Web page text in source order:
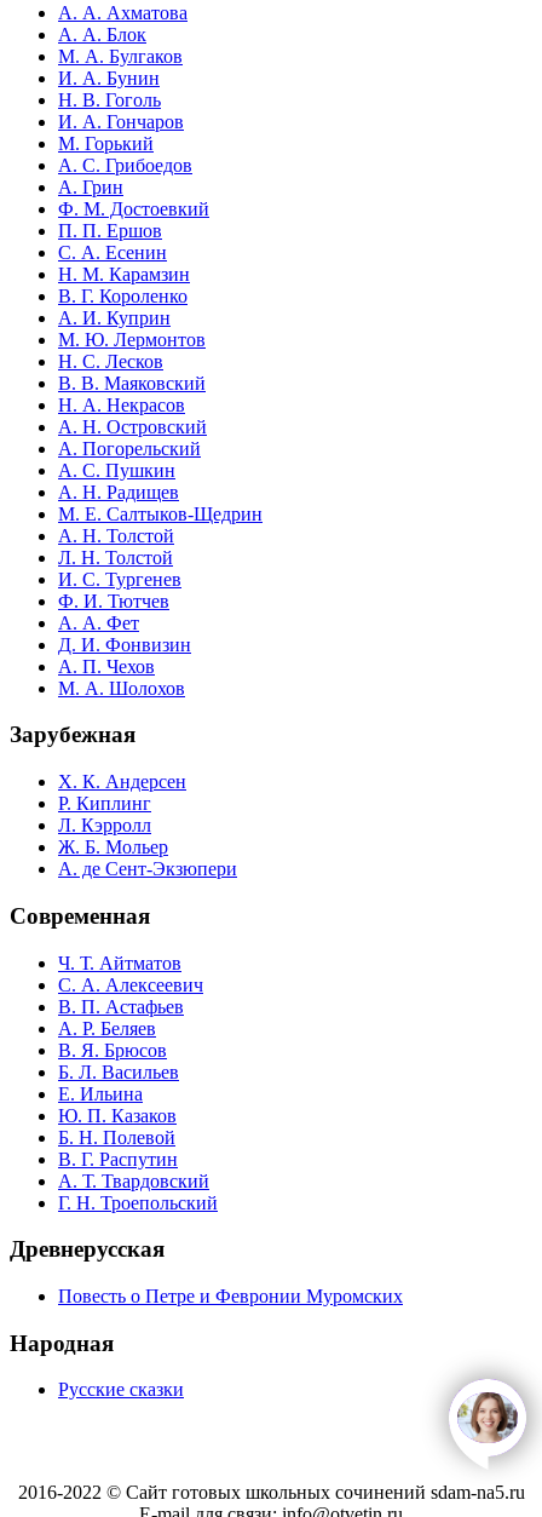
А. А. Ахматова
А. А. Блок
М. А. Булгаков
И. А. Бунин
Н. В. Гоголь
И. А. Гончаров
М. Горький
А. С. Грибоедов
А. Грин
Ф. М. Достоевкий
П. П. Ершов
С. А. Есенин
Н. М. Карамзин
В. Г. Короленко
А. И. Куприн
М. Ю. Лермонтов
Н. С. Лесков
В. В. Маяковский
Н. А. Некрасов
А. Н. Островский
А. Погорельский
А. С. Пушкин
А. Н. Радищев
М. Е. Салтыков-Щедрин
А. Н. Толстой
Л. Н. Толстой
И. С. Тургенев
Ф. И. Тютчев
А. А. Фет
Д. И. Фонвизин
А. П. Чехов
М. А. Шолохов
Зарубежная
Х. К. Андерсен
Р. Киплинг
Л. Кэрролл
Ж. Б. Мольер
А. де Сент-Экзюпери
Современная
Ч. Т. Айтматов
С. А. Алексеевич
В. П. Астафьев
А. Р. Беляев
В. Я. Брюсов
Б. Л. Васильев
Е. Ильина
Ю. П. Казаков
Б. Н. Полевой
В. Г. Распутин
А. Т. Твардовский
Г. Н. Троепольский
Древнерусская
Повесть о Петре и Февронии Муромских
Народная
Русские сказки
2016-2022 © Сайт готовых школьных сочинений sdam-na5.ru
open